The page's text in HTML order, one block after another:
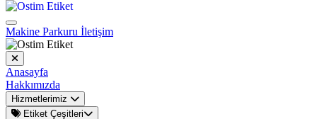
Makine Parkuru İletişim
Anasayfa
Hakkımızda
Hizmetlerimiz
Etiket Çeşitleri